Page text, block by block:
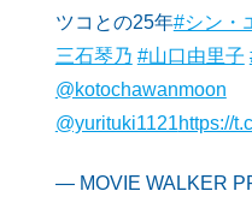
ツコとの25年#シン・
三石琴乃 #山口由里子
@kotochawanmoon
@yurituki1121https://
— MOVIE WALKER